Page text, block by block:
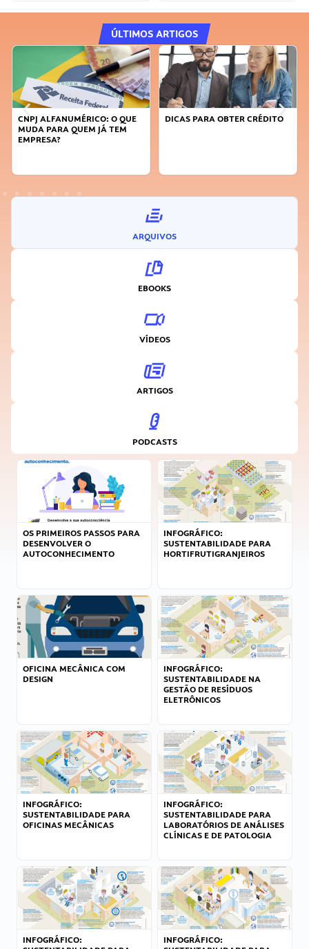
ÚLTIMOS ARTIGOS
CNPJ ALFANUMÉRICO: O QUE
MUDA PARA QUEM JÁ TEM
EMPRESA?
DICAS PARA OBTER CRÉDITO
ARQUIVOS
EBOOKS
VÍDEOS
ARTIGOS
PODCASTS
OS PRIMEIROS PASSOS PARA
DESENVOLVER O
AUTOCONHECIMENTO
INFOGRÁFICO:
SUSTENTABILIDADE PARA
HORTIFRUTIGRANJEIROS
OFICINA MECÂNICA COM
DESIGN
INFOGRÁFICO:
SUSTENTABILIDADE NA
GESTÃO DE RESÍDUOS
ELETRÔNICOS
INFOGRÁFICO:
SUSTENTABILIDADE PARA
OFICINAS MECÂNICAS
INFOGRÁFICO:
SUSTENTABILIDADE PARA
LABORATÓRIOS DE ANÁLISES
CLÍNICAS E DE PATOLOGIA
INFOGRÁFICO:
INFOGRÁFICO: